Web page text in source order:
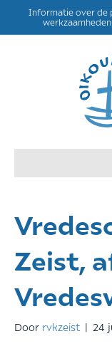
Informatie over de
Zeist,
Door rvkzeist | 24